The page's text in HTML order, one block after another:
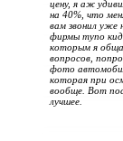
цену, я аж
на 40%, что
вам звонил уже
фирмы тупо
которым я
вопросов,
фото
которая при
вообще. Вот
лучшее.